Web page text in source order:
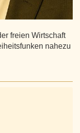
freien Wirtschaft
nahezu